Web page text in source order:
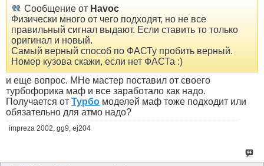
Сообщение от Havoc
Физически много от чего подходят, но не все
правильный сигнал выдают. Если ставить то только
оригинал и новый.
Самый верный способ по ФАСТу пробить верный.
Номер кузова скажи, если нет ФАСТа :)
и еще вопрос. МНе мастер поставил от своего
турбофорика маф и все заработало как надо.
Получается от Турбо моделей маф тоже подходит или
обязательно для атмо надо?
impreza 2002, gg9, ej204